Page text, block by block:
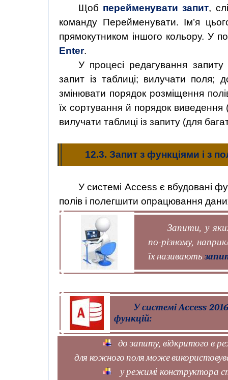
Щоб перейменувати запит,
команду Перейменувати. Ім’я
прямокутником іншого кольору. У
Enter.
У процесі редагування
запит із таблиці; вилучати поля;
змінювати порядок розміщення
їх сортування й порядок
вилучати таблиці із запиту (для
12.3. Запит з функціями і з
У системі Access є вбудовані
полів і полегшити опрацювання
Запити, у
по-різному,
їх називають
У системі Access
функцій:
до запиту, відкритого в
для кожного поля може
у режимі конструктора